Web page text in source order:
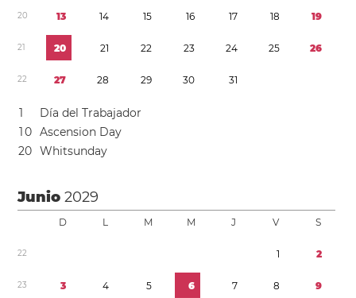
20 13 14 15 16 17 18 19
21 20 21 22 23 24 25 26
22 27 28 29 30 31
1
Día del Trabajador
10 Ascension Day
20 Whitsunday
Junio2029
D L M M J V S
22 1 2
23 3 4 5 6 7 8 9